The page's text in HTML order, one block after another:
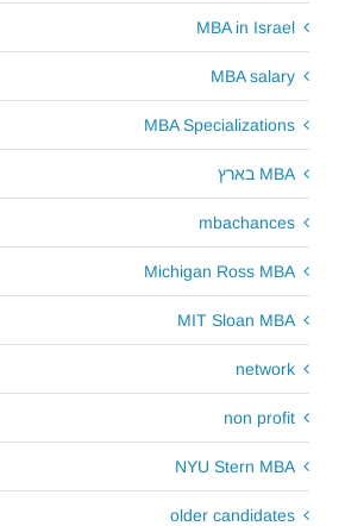
MBA in Israel
MBA salary
MBA Specializations
MBA בארץ
mbachances
Michigan Ross MBA
MIT Sloan MBA
network
non profit
NYU Stern MBA
older candidates